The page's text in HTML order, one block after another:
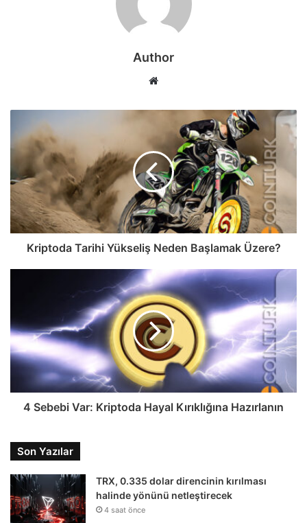
Author
Web
Kriptoda Tarihi Yükseliş Neden Başlamak Üzere?
4 Sebebi Var: Kriptoda Hayal Kırıklığına Hazırlanın
Son Yazılar
TRX, 0.335 dolar direncinin kırılması
halinde yönünü netleştirecek
4 saat önce